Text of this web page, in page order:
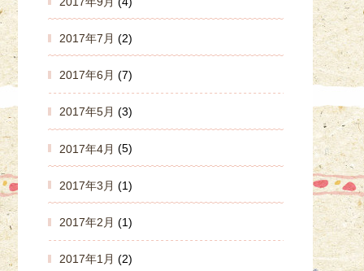
2017年7月 (2)
2017年6月 (7)
2017年5月 (3)
2017年4月 (5)
2017年3月 (1)
2017年2月 (1)
2017年1月 (2)